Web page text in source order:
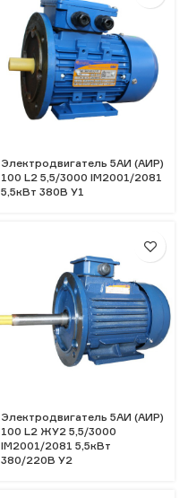
Электродвигатель 5АИ (АИР)
100 L2 5,5/3000 IM2001/2081
5,5кВт 380В У1
Электродвигатель 5АИ (АИР)
100 L2 ЖУ2 5,5/3000
IM2001/2081 5,5кВт
380/220В У2